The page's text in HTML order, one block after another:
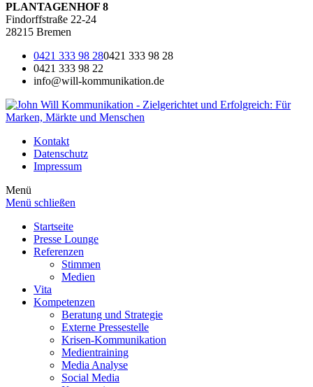
PLANTAGENHOF 8
Findorffstraße 22-24
28215 Bremen
0421 333 98 280421 333 98 28
0421 333 98 22
info@will-kommunikation.de
Kontakt
Datenschutz
Impressum
Menü
Menü schließen
Startseite
Presse Lounge
Referenzen
Stimmen
Medien
Vita
Kompetenzen
Beratung und Strategie
Externe Pressestelle
Krisen-Kommunikation
Medientraining
Media Analyse
Social Media